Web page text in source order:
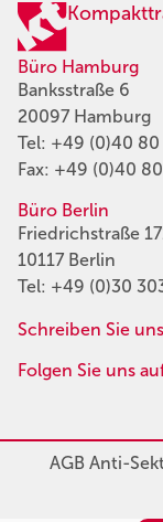
Büro Hamburg
Banksstraße 6
20097 Hamburg
Tel: +49 (0)40 80
Fax: +49 (0)40
Büro Berlin
Friedrichstraße
10117 Berlin
Tel: +49 (0)30
Schreiben Sie uns
Folgen Sie uns
AGBAnti-